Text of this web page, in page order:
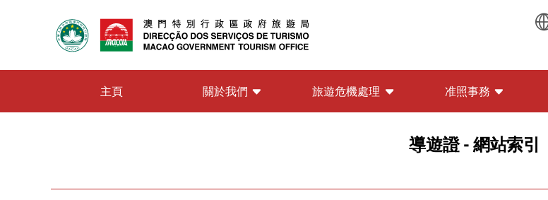
主頁 關於我們 旅遊危機處理 准照事務
導遊證 - 網站索引